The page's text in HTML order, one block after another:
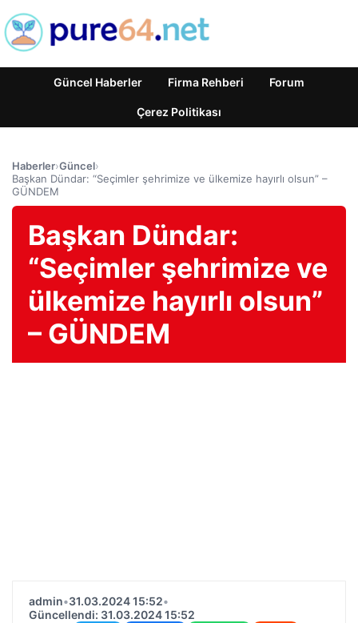
Güncel Haberler Firma Rehberi Forum
Çerez Politikası
Haberler›Güncel›
Başkan Dündar: “Seçimler şehrimize ve ülkemize hayırlı olsun” –
GÜNDEM
Başkan Dündar:
“Seçimler şehrimize ve
ülkemize hayırlı olsun”
– GÜNDEM
admin•31.03.2024 15:52•
Güncellendi: 31.03.2024 15:52